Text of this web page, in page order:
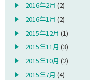
2016年2月 (2)
2016年1月 (2)
2015年12月 (1)
2015年11月 (3)
2015年10月 (2)
2015年7月 (4)